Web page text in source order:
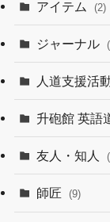
アイテム (2)
ジャーナル
人道支援活
升砲館 英語
友人・知人
師匠 (9)